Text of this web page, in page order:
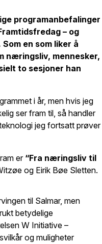
programanbefalinger
– og
en som liker å
næringsliv, mennesker,
to sesjoner han
i år, men hvis jeg
ser fram til, så handler
jeg fortsatt prøver
er “Fra næringsliv til
og Eirik Bøe Sletten.
til Salmar, men
betydelige
W Initiative –
og muligheter